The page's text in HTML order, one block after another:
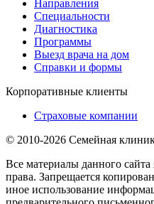
Направления
Специальности
Диагностика
Программы
Выезд врача на дом
Справки и формы
Корпоративные клиенты
Страховые компании
© 2010-2026 Семейная
Все материалы данного сайта
права. Запрещается
иное использование